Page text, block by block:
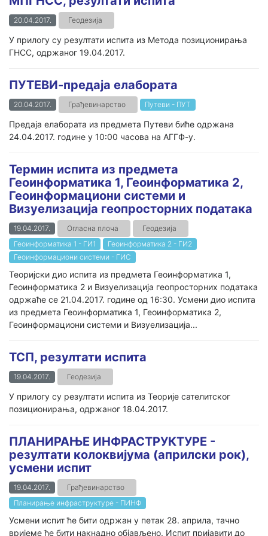
20.04.2017. Геодезија
У прилогу су резултати испита из Метода позиционирања
ГНСС, одржаног 19.04.2017.
ПУТЕВИ-предаја елабората
20.04.2017. Грађевинарство Путеви - ПУТ
Предаја елабората из предмета Путеви биће одржана
24.04.2017. године у 10:00 часова на АГГФ-у.
Термин испита из предмета
Геоинформатика 1, Геоинформатика 2,
Геоинформациони системи и
Визуелизација геопросторних података
19.04.2017. Огласна плоча
Геодезија
Геоинформатика 1 - ГИ1
Геоинформатика 2 - ГИ2
Геоинформациони системи - ГИС
Теоријски дио испита из предмета Геоинформатика 1,
Геоинформатика 2 и Визуелизација геопросторних података
одржаће се 21.04.2017. године од 16:30. Усмени дио испита
из предмета Геоинформатика 1, Геоинформатика 2,
Геоинформациони системи и Визуелизација...
ТСП, резултати испита
19.04.2017. Геодезија
У прилогу су резултати испита из Теорије сателитског
позиционирања, одржаног 18.04.2017.
ПЛАНИРАЊЕ ИНФРАСТРУКТУРЕ -
резултати колоквијума (априлски рок),
усмени испит
19.04.2017.
Грађевинарство
Планирање инфраструктуре - ПИНФ
Усмени испит ће бити одржан у петак 28. априла, тачно
вријеме ће бити накнадно објављено. Испит пријавити до